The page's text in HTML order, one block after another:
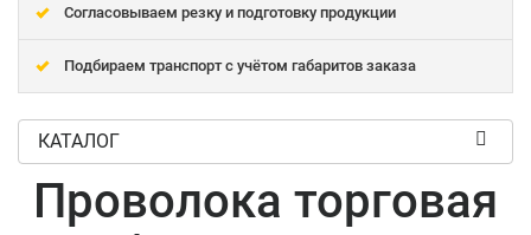
Согласовываем резку и подготовку продукции
Подбираем транспорт с учётом габаритов заказа
КАТАЛОГ
Проволока торговая